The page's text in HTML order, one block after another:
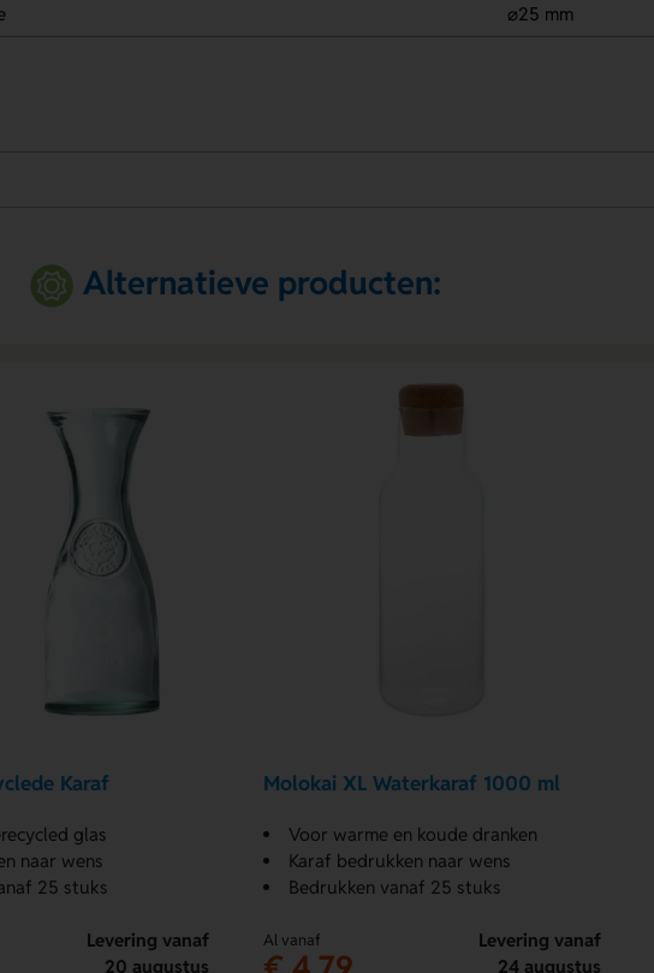
⌀25 mm
Alternatieve producten:
Karaf
glas
naar wens
25 stuks
Levering vanaf
20 augustus
Molokai XL Waterkaraf 1000 ml
Voor warme en koude dranken
Karaf bedrukken naar wens
Bedrukken vanaf 25 stuks
Al vanaf
Levering vanaf
24 augustus